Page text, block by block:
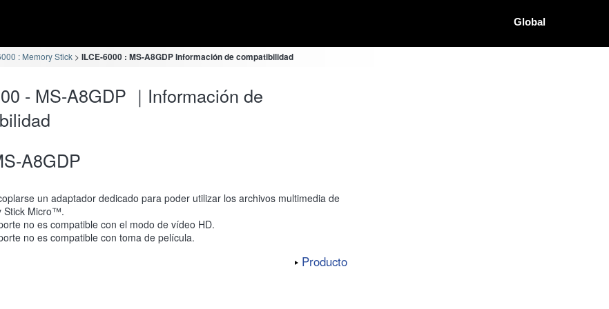
Global
: Memory Stick ILCE-6000 : MS-A8GDP Información de compatibilidad
- MS-A8GDP ｜Información de
A8GDP
un adaptador dedicado para poder utilizar los archivos multimedia de
Stick Micro™.
no es compatible con el modo de vídeo HD.
no es compatible con toma de película.
Producto